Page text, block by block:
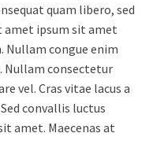
quam libero, sed
amet ipsum sit amet
Nullam congue enim
Nullam consectetur
vel. Cras vitae lacus a
convallis luctus
amet. Maecenas at